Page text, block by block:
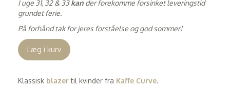
I uge 31, 32 & 33kan der forekomme forsinket leveringstid
grundet ferie.
På forhånd tak for jeres forståelse og god sommer!
Læg i kurv
Klassisk blazertil kvinder fra Kaffe Curve.